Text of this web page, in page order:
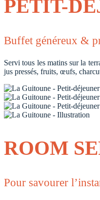
PETIT-
Buffet généreux &
Servi tous les matins sur la
jus pressés, fruits, œufs,
ROOM
Pour savourer